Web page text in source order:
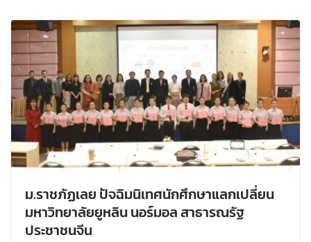
ม.ราชภัฏเลย ปัจฉิมนิเทศนักศึกษาแลกเปลี่ยน
มหาวิทยาลัยยูหลิน นอร์มอล สาธารณรัฐ
ประชาชนจีน